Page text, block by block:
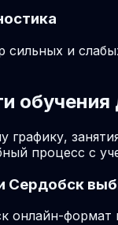
сильных и
графику,
процесс с
Сердобск
онлайн-формат